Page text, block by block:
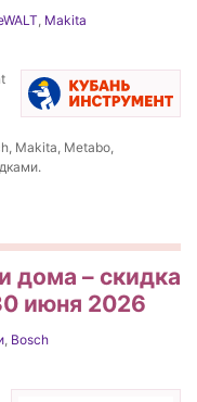
, Makita
Makita, Metabo,
дома – скидка
июня 2026
, Bosch